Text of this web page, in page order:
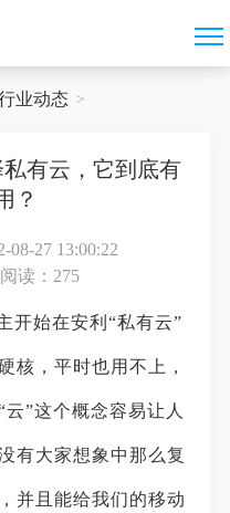
业动态
有云，它到底有
？
08-27 13:00:22
阅读：275
开始在安利“私有云”
核，平时也用不上，
”这个概念容易让人
有大家想象中那么复
并且能给我们的移动